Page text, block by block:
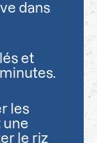
dans
et
les
une
le riz